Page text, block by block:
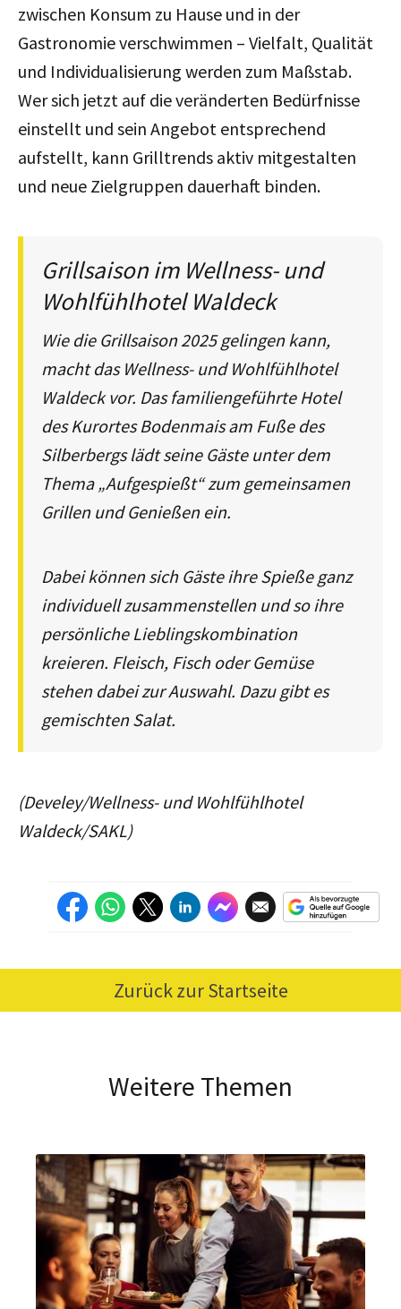
zwischen Konsum zu Hause und in der
Gastronomie verschwimmen – Vielfalt, Qualität
und Individualisierung werden zum Maßstab.
Wer sich jetzt auf die veränderten Bedürfnisse
einstellt und sein Angebot entsprechend
aufstellt, kann Grilltrends aktiv mitgestalten
und neue Zielgruppen dauerhaft binden.
Grillsaison im Wellness- und
Wohlfühlhotel Waldeck
Wie die Grillsaison 2025 gelingen kann,
macht das Wellness- und Wohlfühlhotel
Waldeck vor. Das familiengeführte Hotel
des Kurortes Bodenmais am Fuße des
Silberbergs lädt seine Gäste unter dem
Thema „Aufgespießt“ zum gemeinsamen
Grillen und Genießen ein.
Dabei können sich Gäste ihre Spieße ganz
individuell zusammenstellen und so ihre
persönliche Lieblingskombination
kreieren. Fleisch, Fisch oder Gemüse
stehen dabei zur Auswahl. Dazu gibt es
gemischten Salat.
(Develey/Wellness- und Wohlfühlhotel
Waldeck/SAKL)
Zurück zur Startseite
Weitere Themen